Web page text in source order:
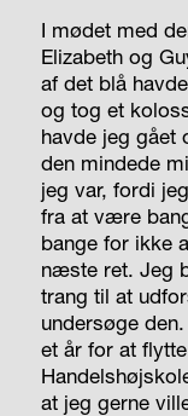
I mødet med
Elizabeth og
af det blå
og tog et
havde jeg
den mindede
jeg var, fordi
fra at være
bange for ikke
næste ret. Jeg
trang til at
undersøge
et år for at
at jeg gerne